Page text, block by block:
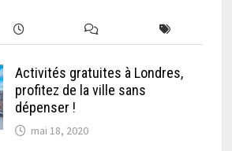
Activités gratuites à Londres,
profitez de la ville sans
dépenser !
mai 18, 2020